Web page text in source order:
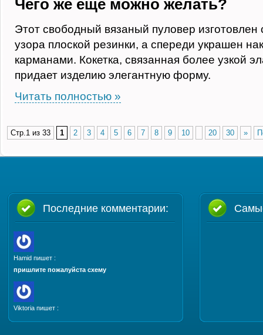
Чего же ещё можно желать?
Этот свободный вязаный пуловер изготовлен
узора плоской резинки, а спереди украшен
карманами. Кокетка, связанная более узкой
придает изделию элегантную форму.
Читать полностью »
Стр.1 из 33 1 2 3 4 5 6 7 8 9 10 20 30 »
Последние комментарии:
Hamid пишет :
пришлите пожалуйста схему
Viktoria пишет :
Добрый день. Пришлите, пожалуйста мастер класс